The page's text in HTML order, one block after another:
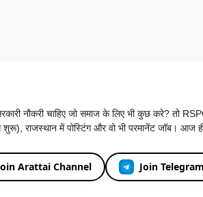
नौकरी चाहिए जो समाज के लिए भी कुछ करे? तो
राजस्थान में पोस्टिंग और वो भी परमानेंट जॉब। आज
Arattai Channel Join